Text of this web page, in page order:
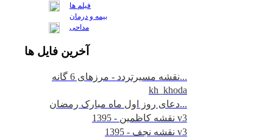
فيلم ها
بیمه و درمان
مداحی
آخرين فايل ها
نقشه مسیرتردد - مرزهای 6 گانه...
kh_khoda
دعای روز اول ماه مبارک رمضان...
نقشه کاظمین - 1395 v3
نقشه نجف - 1395 v3